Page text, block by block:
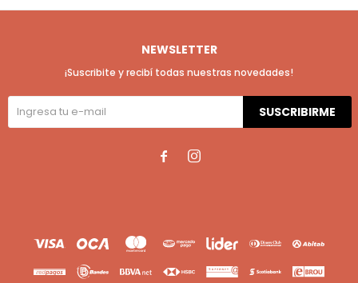
NEWSLETTER
¡Suscribite y recibí todas nuestras novedades!
SUSCRIBIRME
 